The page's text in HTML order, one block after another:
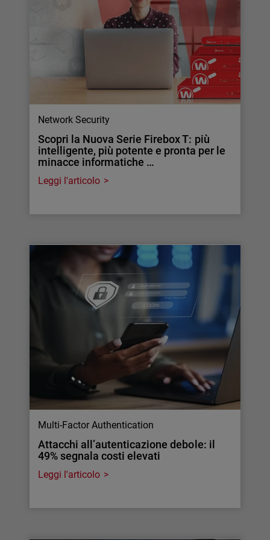
Network Security
Scopri la Nuova Serie Firebox T: più
intelligente, più potente e pronta per le
minacce informatiche …
Leggi l'articolo
Multi-Factor Authentication
Attacchi all’autenticazione debole: il
49% segnala costi elevati
Leggi l'articolo